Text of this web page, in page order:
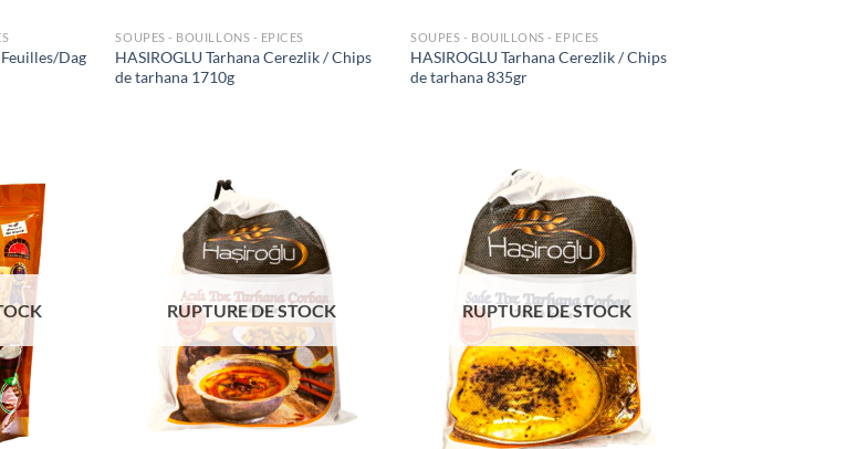
Dag
SOUPES - BOUILLONS - EPICES
HASIROGLU Tarhana Cerezlik / Chips
de tarhana 1710g
SOUPES - BOUILLONS - EPICES
HASIROGLU Tarhana Cerezlik / Chips
de tarhana 835gr
Ajouter
à la liste
souhaits
souhaits
RUPTURE DE STOCK
à la liste
souhaits
RUPTURE DE STOCK